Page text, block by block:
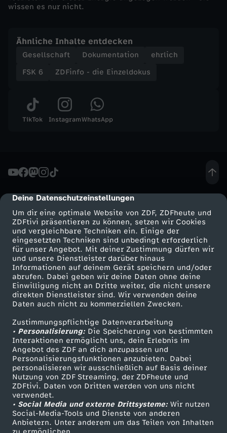
cmp-dialog-description
Deine Datenschutzeinstellungen
Um dir eine optimale Website von ZDF, ZDFheute und
ZDFtivi präsentieren zu können, setzen wir Cookies
und vergleichbare Techniken ein. Einige der
eingesetzten Techniken sind unbedingt erforderlich
für unser Angebot. Mit deiner Zustimmung dürfen wir
und unsere Dienstleister darüber hinaus
Informationen auf deinem Gerät speichern und/oder
abrufen. Dabei geben wir deine Daten ohne deine
Einwilligung nicht an Dritte weiter, die nicht unsere
direkten Dienstleister sind. Wir verwenden deine
Daten auch nicht zu kommerziellen Zwecken.
Zustimmungspflichtige Datenverarbeitung
• Personalisierung:Die Speicherung von bestimmten
Interaktionen ermöglicht uns, dein Erlebnis im
Angebot des ZDF an dich anzupassen und
Personalisierungsfunktionen anzubieten. Dabei
personalisieren wir ausschließlich auf Basis deiner
Nutzung von ZDF Streaming, der ZDFheute und
ZDFtivi. Daten von Dritten werden von uns nicht
verwendet.
• Social Media und externe Drittsysteme:Wir nutzen
Social-Media-Tools und Dienste von anderen
Anbietern. Unter anderem um das Teilen von Inhalten
-
P
r
y
n
s
e
l
u
n
d
H
i
wissen es nur nicht.
Ähnliche Inhalte entdecken
Gesellschaft Dokumentation
ehrlich
FSK 6
ZDFinfo - die Einzeldokus
TikTok InstagramWhatsApp
Mehr ZDF
ZDF-Apps
Smart TV
ZDFtext
Livestreams
Sendungen A-Z
TV-Programm
Service
ZDFmitreden
Kontakt zum ZDF
Tickets
Zuschauerservice
Hilfe
ZDF Unternehmen
Karriere